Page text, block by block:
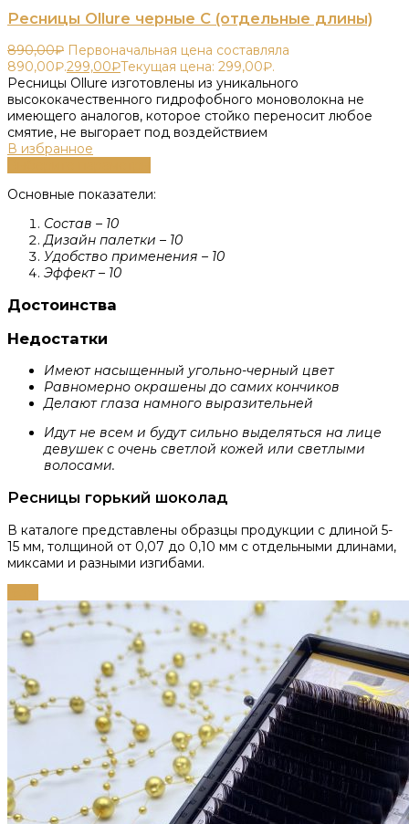
Ресницы Ollure черные C (отдельные длины)
890,00₽ Первоначальная цена составляла
890,00₽.299,00₽Текущая цена: 299,00₽.
Ресницы Ollure изготовлены из уникального
высококачественного гидрофобного моноволокна не
имеющего аналогов, которое стойко переносит любое
смятие, не выгорает под воздействием
В избранное
Основные показатели:
Состав – 10
Дизайн палетки – 10
Удобство применения – 10
Эффект – 10
Достоинства
Недостатки
Имеют насыщенный угольно-черный цвет
Равномерно окрашены до самих кончиков
Делают глаза намного выразительней
Идут не всем и будут сильно выделяться на лице
девушек с очень светлой кожей или светлыми
волосами.
Ресницы горький шоколад
В каталоге представлены образцы продукции с длиной 5-
15 мм, толщиной от 0,07 до 0,10 мм с отдельными длинами,
миксами и разными изгибами.